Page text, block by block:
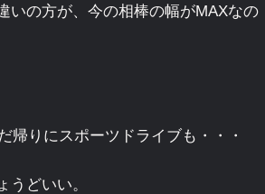
いの方が、今の相棒の幅がMAXなの
帰りにスポーツドライブも・・・
どいい。